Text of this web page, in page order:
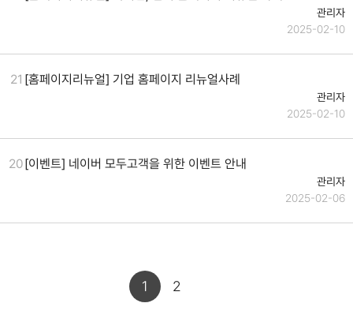
관리자
2025-02-10
21 [홈페이지리뉴얼] 기업 홈페이지 리뉴얼사례
관리자
2025-02-10
20[이벤트] 네이버 모두고객을 위한 이벤트 안내
관리자
2025-02-06
1 2